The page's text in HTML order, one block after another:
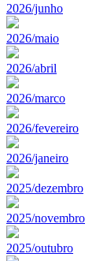
2026/junho
2026/maio
2026/abril
2026/marco
2026/fevereiro
2026/janeiro
2025/dezembro
2025/novembro
2025/outubro